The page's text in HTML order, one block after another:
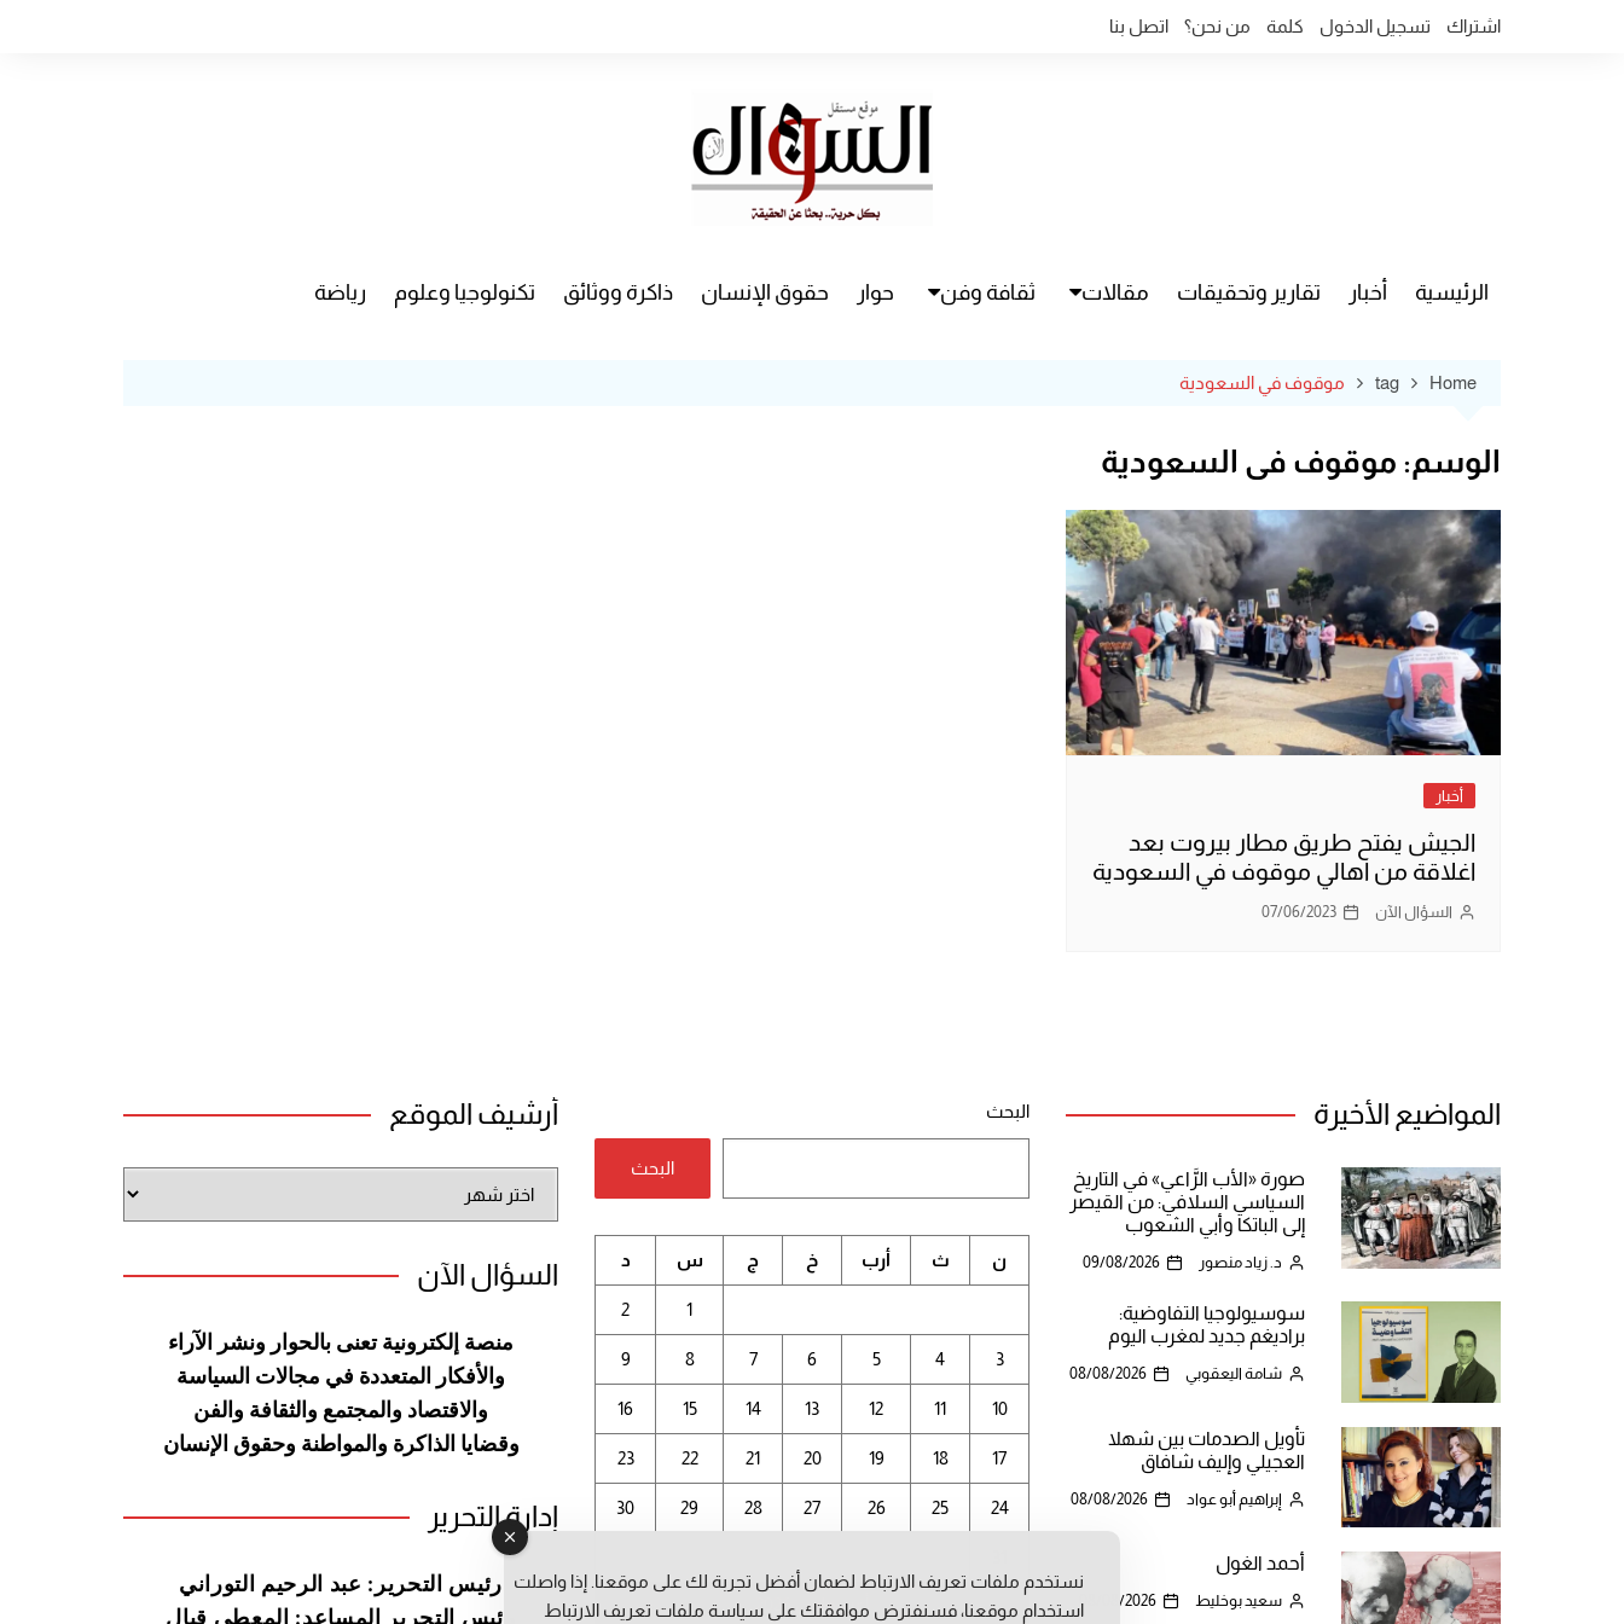
اشتراك تسجيل الدخول كلمة من نحن؟ اتصل بنا
الرئيسية أخبار تقارير وتحقيقات مقالات ثقافة وفن حوار حقوق الإنسان ذاكرة ووثائق تكنولوجيا وعلوم رياضة
Home
tag موقوف في السعودية
الوسم: موقوف في السعودية
أخبار
الجيش يفتح طريق مطار بيروت بعد
اغلاقة من اهالي موقوف في السعودية
السؤال الآن 07/06/2023
المواضيع الأخيرة
صورة «الأب الرَّاعي» في التاريخ
السياسي السلافي: من القيصر
إلى الباتكا وأبي الشعوب
د. زياد منصور 09/08/2026
سوسيولوجيا التفاوضية:
براديغم جديد لمغرب اليوم
شامة اليعقوبي 08/08/2026
تأويل الصدمات بين شهلا
العجيلي وإليف شافاق
إبراهيم أبو عواد 08/08/2026
أحمد الغول
سعيد بوخليط 08/08/2026
البحث
البحث
أغسطس 2026
ن ث أرب خ ج س د
1
2
3
4
5
6
7
8
9
10
11
12
13
14
15
16
17
18
19
20
21
22
23
24
25
26
27
28
29
30
أرشيف الموقع
الموقع
السؤال الآن
منصة إلكترونية تعنى بالحوار ونشر الآراء
والأفكار المتعددة في مجالات السياسة
والاقتصاد والمجتمع والثقافة والفن
وقضايا الذاكرة والمواطنة وحقوق الإنسان
إدارة التحرير
رئيس التحرير: عبد الرحيم التوراني
نستخدم ملفات تعريف الارتباط لضمان أفضل تجربة لك على موقعنا. إذا واصلت
استخدام موقعنا، فسنفترض موافقتك على سياسة ملفات تعريف الارتباط